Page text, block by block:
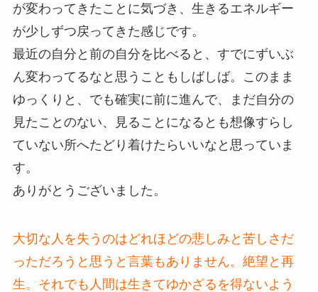
が変わってきたことに気づき、生きるエネルギー
が少しずつ戻ってきた感じです。
最近の自分と前の自分を比べると、すでにずいぶ
ん変わってるなと思うこともしばしば。このまま
ゆっくりと、でも確実に前に進んで、まだ自分の
見たことのない、見ることになるとも想像すらし
ていない所へたどり着けたらいいなと思っていま
す。
ありがとうございました。
大切な人を失うのはどれほどの悲しみと苦しさだ
っただろうと思うと言葉もありません。絶望と再
生。それでも人間は生きてゆかざるを得ないよう